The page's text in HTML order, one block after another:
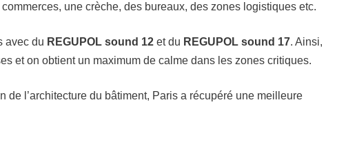
une crèche, des bureaux, des zones logistiques etc.
avec du REGUPOL sound 12 et du REGUPOL sound 17. Ainsi,
et on obtient un maximum de calme dans les zones critiques.
de l’architecture du bâtiment, Paris a récupéré une meilleure